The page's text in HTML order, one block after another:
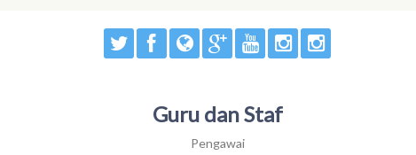
Guru dan Staf
Pengawai